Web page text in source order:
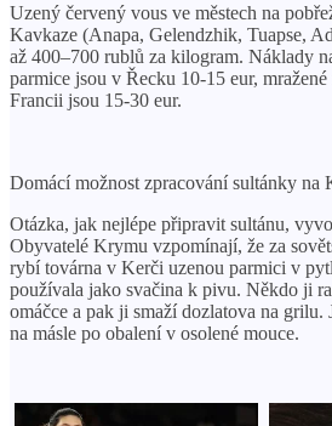
Uzený červený vous ve městech na
Kavkaze (Anapa, Gelendzhik, Tuapse,
až 400–700 rublů za kilogram. Náklady
parmice jsou v Řecku 10-15 eur,
Francii jsou 15-30 eur.
Domácí možnost zpracování sultánky na
Otázka, jak nejlépe připravit sultánu,
Obyvatelé Krymu vzpomínají, že za
rybí továrna v Kerči uzenou parmici v
používala jako svačina k pivu. Někdo ji
omáčce a pak ji smaží dozlatova na grilu.
na másle po obalení v osolené mouce.